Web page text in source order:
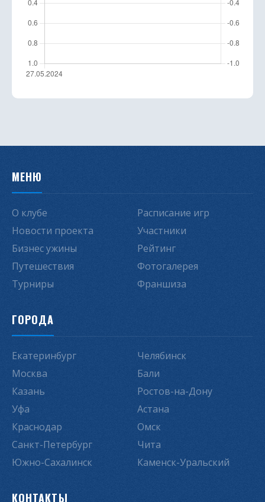
МЕНЮ
О клубе
Новости проекта
Бизнес ужины
Путешествия
Турниры
Расписание игр
Участники
Рейтинг
Фотогалерея
Франшиза
ГОРОДА
Екатеринбург
Москва
Казань
Уфа
Краснодар
Санкт-Петербург
Южно-Сахалинск
Челябинск
Бали
Ростов-на-Дону
Астана
Омск
Чита
Каменск-Уральский
КОНТАКТЫ